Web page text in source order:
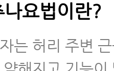
요법이란?
는 허리 주변